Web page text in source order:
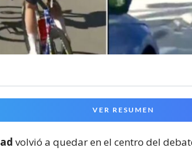
VER RESUMEN
volvió a quedar en el centro del